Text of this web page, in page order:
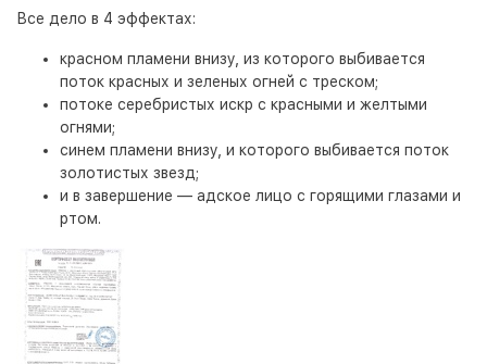
Все дело в 4 эффектах:
красном пламени внизу, из которого выбивается
поток красных и зеленых огней с треском;
потоке серебристых искр с красными и желтыми
огнями;
синем пламени внизу, и которого выбивается поток
золотистых звезд;
и в завершение — адское лицо с горящими глазами и
ртом.